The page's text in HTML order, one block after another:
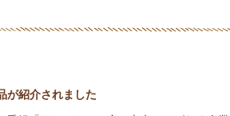
が紹介されました